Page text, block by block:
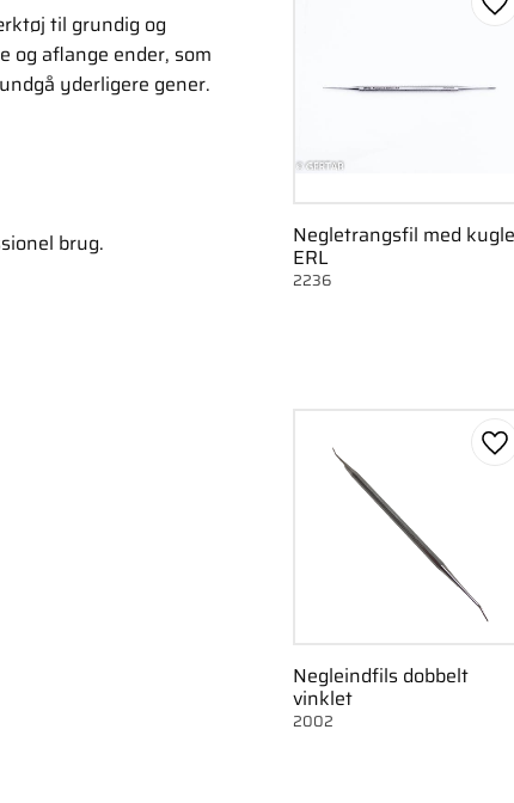
til grundig og
og aflange ender, som
yderligere gener.
brug. Negletrangsfil med kugle
ERL
2236
Negleindfils dobbelt
vinklet
2002